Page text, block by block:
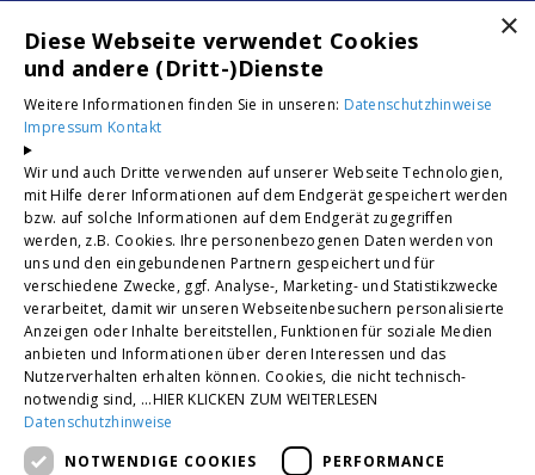
Hamm · Hellenhahn · Hillscheid ·
Ingelheim am Rhein · Köln ·
Korb · Krefeld · Siegburg
Troisdorf · Willich · Sankt Augustin
Unsere Bewertungen
4,2
×
Diese Webseite verwendet Cookies
und andere (Dritt-)Dienste
Weitere Informationen finden Sie in unseren: Datenschutzhinweise
Impressum Kontakt
Wir und auch Dritte verwenden auf unserer Webseite Technologien,
mit Hilfe derer Informationen auf dem Endgerät gespeichert werden
bzw. auf solche Informationen auf dem Endgerät zugegriffen
werden, z.B. Cookies. Ihre personenbezogenen Daten werden von
uns und den eingebundenen Partnern gespeichert und für
verschiedene Zwecke, ggf. Analyse-, Marketing- und Statistikzwecke
verarbeitet, damit wir unseren Webseitenbesuchern personalisierte
Anzeigen oder Inhalte bereitstellen, Funktionen für soziale Medien
anbieten und Informationen über deren Interessen und das
Nutzerverhalten erhalten können. Cookies, die nicht technisch-
notwendig sind, ...HIER KLICKEN ZUM WEITERLESEN
Datenschutzhinweise
NOTWENDIGE COOKIES
PERFORMANCE